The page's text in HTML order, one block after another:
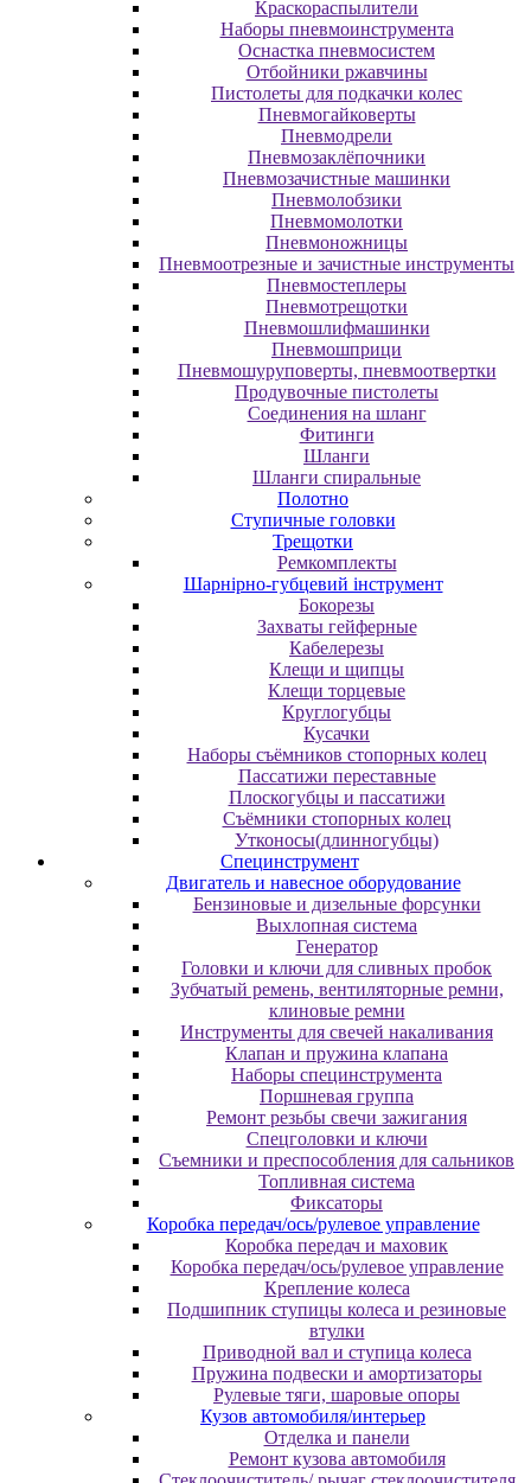
Краскораспылители
Наборы пневмоинструмента
Оснастка пневмосистем
Отбойники ржавчины
Пистолеты для подкачки колес
Пневмогайковерты
Пневмодрели
Пневмозаклёпочники
Пневмозачистные машинки
Пневмолобзики
Пневмомолотки
Пневмоножницы
Пневмоотрезные и зачистные инструменты
Пневмостеплеры
Пневмотрещотки
Пневмошлифмашинки
Пневмошприци
Пневмошуруповерты, пневмоотвертки
Продувочные пистолеты
Соединения на шланг
Фитинги
Шланги
Шланги спиральные
Полотно
Ступичные головки
Трещотки
Ремкомплекты
Шарнірно-губцевий інструмент
Бокорезы
Захваты гейферные
Кабелерезы
Клещи и щипцы
Клещи торцевые
Круглогубцы
Кусачки
Наборы съёмников стопорных колец
Пассатижи переставные
Плоскогубцы и пассатижи
Съёмники стопорных колец
Утконосы(длинногубцы)
Специнструмент
Двигатель и навесное оборудование
Бензиновые и дизельные форсунки
Выхлопная система
Генератор
Головки и ключи для сливных пробок
Зубчатый ремень, вентиляторные ремни,
клиновые ремни
Инструменты для свечей накаливания
Клапан и пружина клапана
Наборы специнструмента
Поршневая группа
Ремонт резьбы свечи зажигания
Спецголовки и ключи
Съемники и преспособления для сальников
Топливная система
Фиксаторы
Коробка передач/ось/рулевое управление
Коробка передач и маховик
Коробка передач/ось/рулевое управление
Крепление колеса
Подшипник ступицы колеса и резиновые
втулки
Приводной вал и ступица колеса
Пружина подвески и амортизаторы
Рулевые тяги, шаровые опоры
Кузов автомобиля/интерьер
Отделка и панели
Ремонт кузова автомобиля